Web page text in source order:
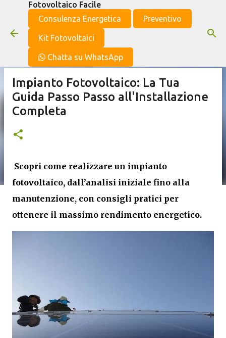
Passa ai contenuti principali
Fotovoltaico Facile
Consulenza Energetica
Preventivo
Kit Fotovoltaici
Chatta su WhatsApp
Impianto Fotovoltaico: La Tua
Guida Passo Passo all'Installazione
Completa
Scopri come realizzare un impianto
fotovoltaico, dall’analisi iniziale fino alla
manutenzione, con consigli pratici per
ottenere il massimo rendimento energetico.